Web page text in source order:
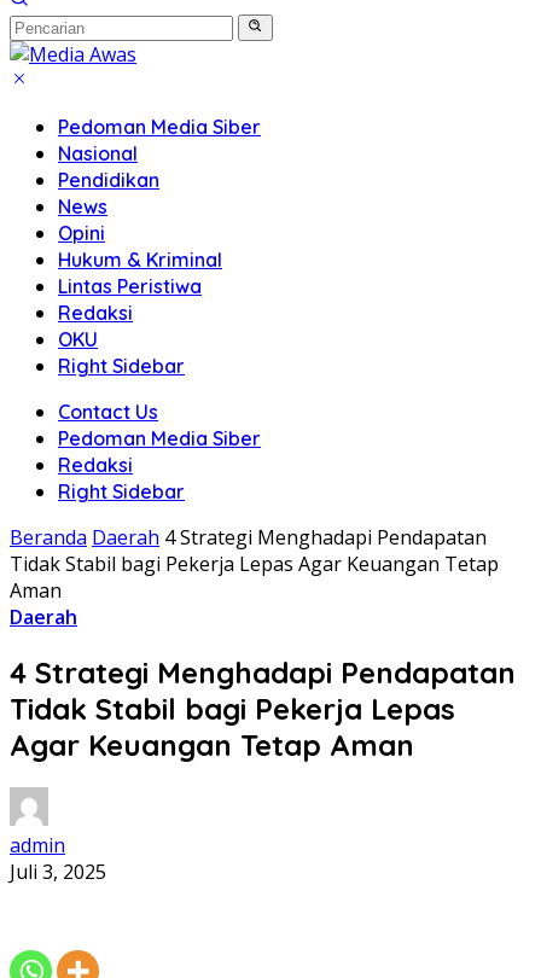
Pedoman Media Siber
Nasional
Pendidikan
News
Opini
Hukum & Kriminal
Lintas Peristiwa
Redaksi
OKU
Right Sidebar
Contact Us
Pedoman Media Siber
Redaksi
Right Sidebar
Beranda Daerah 4 Strategi Menghadapi Pendapatan
Tidak Stabil bagi Pekerja Lepas Agar Keuangan Tetap
Aman
Daerah
4 Strategi Menghadapi Pendapatan
Tidak Stabil bagi Pekerja Lepas
Agar Keuangan Tetap Aman
admin
Juli 3, 2025